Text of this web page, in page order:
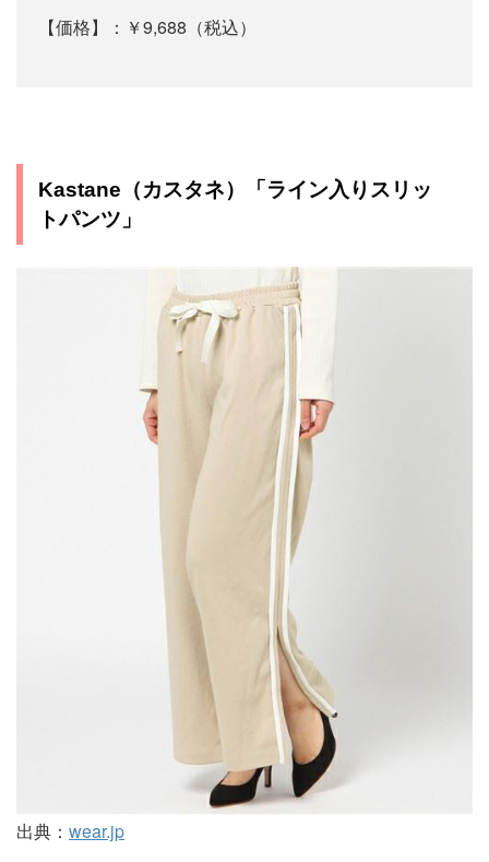
【価格】：￥9,688（税込）
Kastane（カスタネ）「ライン入りスリッ
トパンツ」
出典： wear.jp